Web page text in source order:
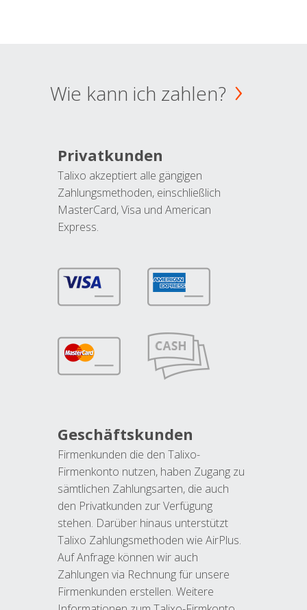
Wie kann ich zahlen?
Privatkunden
Talixo akzeptiert alle gängigen
Zahlungsmethoden, einschließlich
MasterCard, Visa und American
Express.
Geschäftskunden
Firmenkunden die den Talixo-
Firmenkonto nutzen, haben Zugang zu
sämtlichen Zahlungsarten, die auch
den Privatkunden zur Verfügung
stehen. Darüber hinaus unterstützt
Talixo Zahlungsmethoden wie AirPlus.
Auf Anfrage können wir auch
Zahlungen via Rechnung für unsere
Firmenkunden erstellen. Weitere